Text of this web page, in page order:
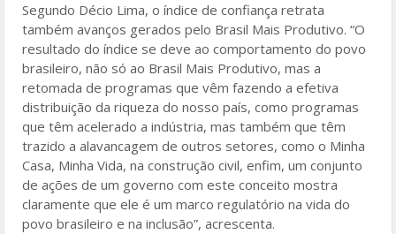
Segundo Décio Lima, o índice de confiança retrata
também avanços gerados pelo Brasil Mais Produtivo. “O
resultado do índice se deve ao comportamento do povo
brasileiro, não só ao Brasil Mais Produtivo, mas a
retomada de programas que vêm fazendo a efetiva
distribuição da riqueza do nosso país, como programas
que têm acelerado a indústria, mas também que têm
trazido a alavancagem de outros setores, como o Minha
Casa, Minha Vida, na construção civil, enfim, um conjunto
de ações de um governo com este conceito mostra
claramente que ele é um marco regulatório na vida do
povo brasileiro e na inclusão”, acrescenta.